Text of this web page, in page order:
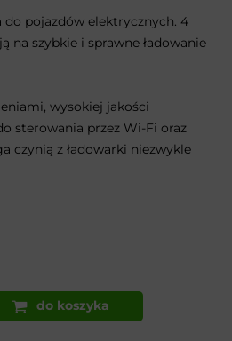
do pojazdów elektrycznych. 4
na szybkie i sprawne ładowanie
wysokiej jakości
sterowania przez Wi-Fi oraz
czynią z ładowarki niezwykle
do koszyka